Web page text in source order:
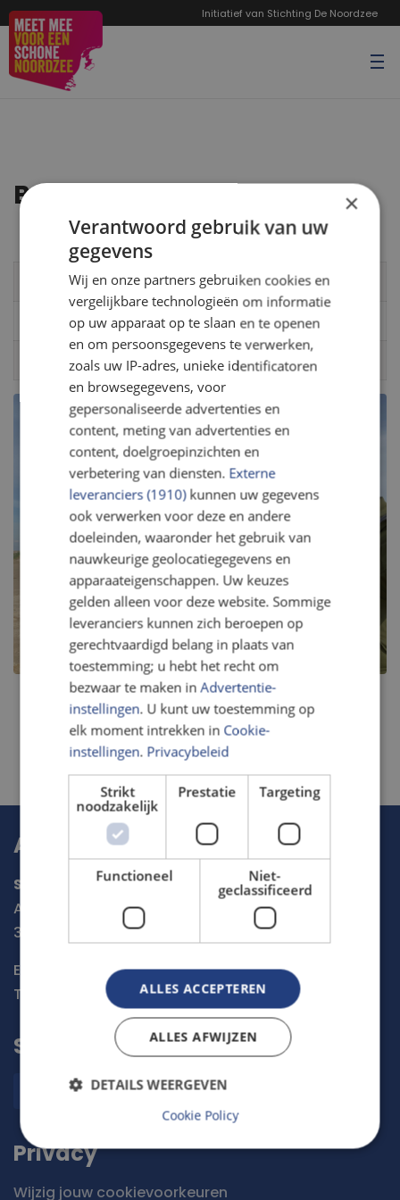
Initiatief van Stichting De Noordzee
Belangrijke data
Datum
Activiteit
01-03-2026 t/m 15-03-2026
1e meetronde 2026
01-10-2026 t/m 15-10-2025
2e meetronde 2026
Adres & Contact
Stichting De Noordzee
Arthur van Schendelstraat 600
3511 MJ
Utrecht
E-mail:
meetmee@noordzee.nl
Tel:
030 234 0016
Sociale media
Privacy
Wijzig jouw cookievoorkeuren
×
Verantwoord gebruik van uw
gegevens
Wij en onze partners gebruiken cookies en
vergelijkbare technologieën om informatie
op uw apparaat op te slaan en te openen
en om persoonsgegevens te verwerken,
zoals uw IP-adres, unieke identificatoren
en browsegegevens, voor
gepersonaliseerde advertenties en
content, meting van advertenties en
content, doelgroepinzichten en
verbetering van diensten. Externe
leveranciers (1910)kunnen uw gegevens
ook verwerken voor deze en andere
doeleinden, waaronder het gebruik van
nauwkeurige geolocatiegegevens en
apparaateigenschappen. Uw keuzes
gelden alleen voor deze website. Sommige
leveranciers kunnen zich beroepen op
gerechtvaardigd belang in plaats van
toestemming; u hebt het recht om
bezwaar te maken inAdvertentie-
instellingen. U kunt uw toestemming op
elk moment intrekken in Cookie-
instellingen. Privacybeleid
Strikt
noodzakelijk
Prestatie Targeting
Functioneel
Niet-
geclassificeerd
ALLES ACCEPTEREN
ALLES AFWIJZEN
DETAILS WEERGEVEN
Cookie Policy